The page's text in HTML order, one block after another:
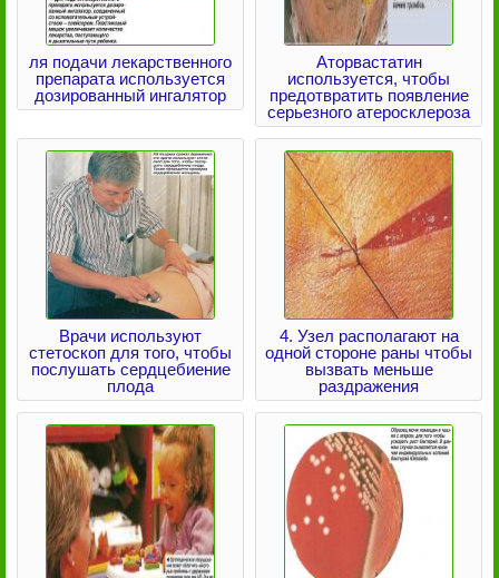
ля подачи лекарственного
препарата используется
дозированный ингалятор
Аторвастатин
используется, чтобы
предотвратить появление
серьезного атеросклероза
Врачи используют
стетоскоп для того, чтобы
послушать сердцебиение
плода
4. Узел располагают на
одной стороне раны чтобы
вызвать меньше
раздражения